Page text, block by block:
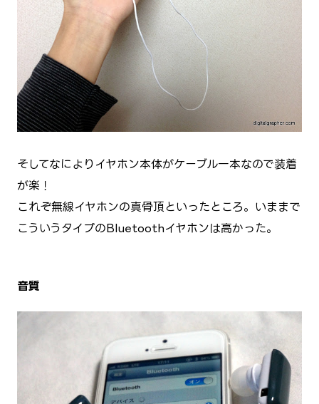
そしてなによりイヤホン本体がケーブル一本なので装着
が楽！
これぞ無線イヤホンの真骨頂といったところ。いままで
こういうタイプのBluetoothイヤホンは高かった。
音質